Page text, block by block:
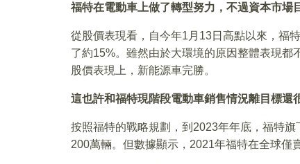
福特在電動車上做了轉型努力，不過資本市場
從股價表現看，自今年1月13日高點以來，福
了約15%。雖然由於大環境的原因整體表現
股價表現上，新能源車完勝。
這也許和福特現階段電動車銷售情況離目標還
按照福特的戰略規劃，到2023年年底，福特
200萬輛。但數據顯示，2021年福特在全球僅